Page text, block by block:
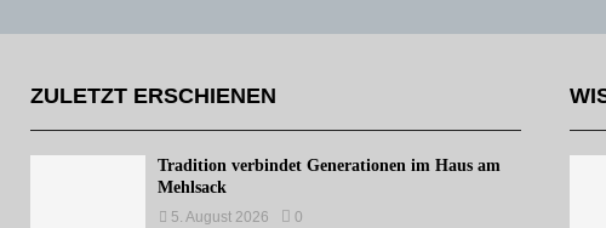
ZULETZT ERSCHIENEN
Tradition verbindet Generationen im Haus am
Mehlsack
5. August 2026 0